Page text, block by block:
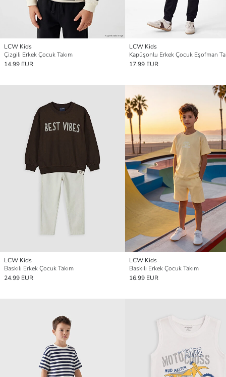
LCW Kids
Çizgili Erkek Çocuk Takım
14.99 EUR
LCW Kids
Kapüşonlu Erkek Çocuk Eşofman
17.99 EUR
LCW Kids
Baskılı Erkek Çocuk Takım
24.99 EUR
LCW Kids
Baskılı Erkek Çocuk Takım
16.99 EUR